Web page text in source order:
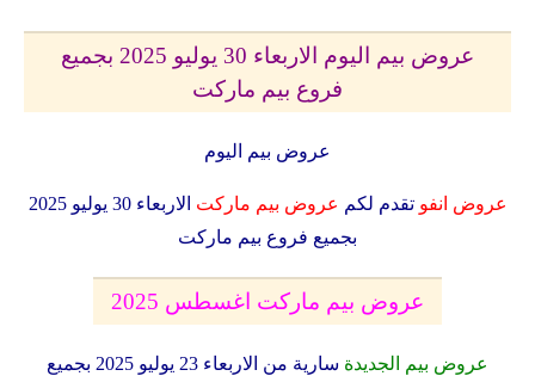
عروض بيم اليوم الاربعاء 30 يوليو 2025 بجميع
فروع بيم ماركت
عروض بيم اليوم
عروض انفو تقدم لكم عروض بيم ماركت
الاربعاء 30 يوليو 2025
بجميع فروع بيم ماركت
عروض بيم ماركت اغسطس 2025
عروض بيم الجديدة
سارية من الاربعاء 23 يوليو 2025 بجميع